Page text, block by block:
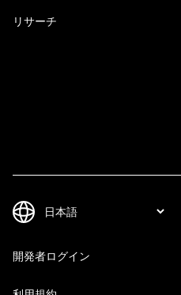
リサーチ
開発者ログイン